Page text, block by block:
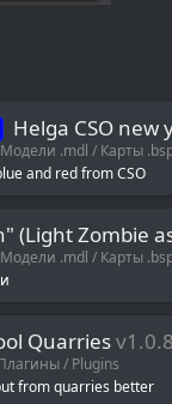
Helga CSO new
Модели .mdl / Карты
and red from CSO
(Light Zombie
Модели .mdl / Карты
Quarriesv1.0.8
/ Plugins
from quarries better